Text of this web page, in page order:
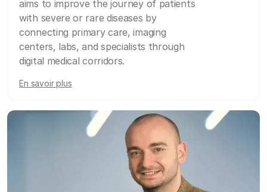
aims to improve the journey of patients
with severe or rare diseases by
connecting primary care, imaging
centers, labs, and specialists through
digital medical corridors.
En savoir plus